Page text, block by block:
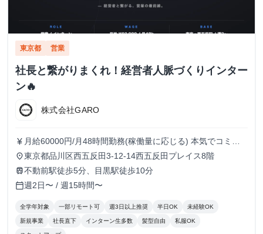
東京都 営業
社長と繋がりまくれ！経営者人脈づくりインター
ン🔥
株式会社GARO
currency_yen 月給60000円/月48時間勤務(稼働量に応じる) 本気でコミッ
トすれば、学生でも圧倒的な実績と報酬を得られる環境で
す！
place東京都品川区西五反田3-12-14西五反田プレイス8階
train不動前駅徒歩5分、目黒駅徒歩10分
calendar_today週2日〜 / 週15時間〜
全学年対象 一部リモート可 週3日以上推奨 半日OK 未経験OK
新規事業 社長直下 インターン生多数 髪型自由 私服OK